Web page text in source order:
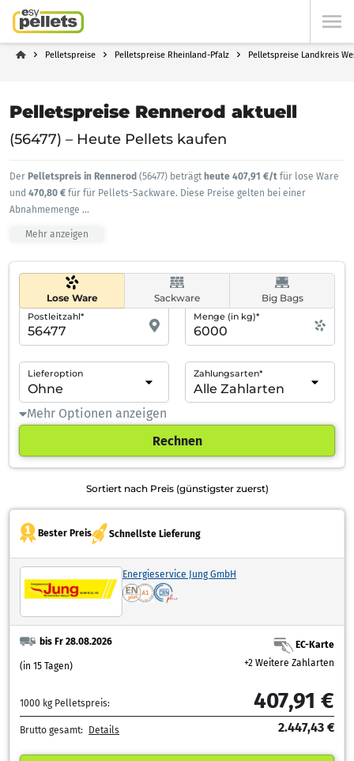
Pelletspreise Pelletspreise Rheinland-Pfalz Pelletspreise Landkreis
Pelletspreise Rennerod aktuell
(56477) – Heute Pellets kaufen
Der Pelletspreis in Rennerod (56477) beträgt heute 407,91 €/t für lose Ware
und 470,80 € für für Pellets-Sackware. Diese Preise gelten bei einer
Abnahmemenge ...
Mehr anzeigen
Lose Ware Sackware Big Bags
Postleitzahl* Menge (in kg)*
Lieferoption Zahlungsarten*
Mehr Optionen anzeigen
Rechnen
Sortiert nach Preis (günstigster zuerst)
Bester Preis Schnellste Lieferung
Energieservice Jung GmbH
bis Fr 28.08.2026
(in 15 Tagen)
EC-Karte
+2 Weitere Zahlarten
1000 kg Pelletspreis: 407,91 €
Brutto gesamt: Details 2.447,43 €